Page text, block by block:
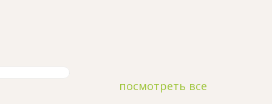
посмотреть все